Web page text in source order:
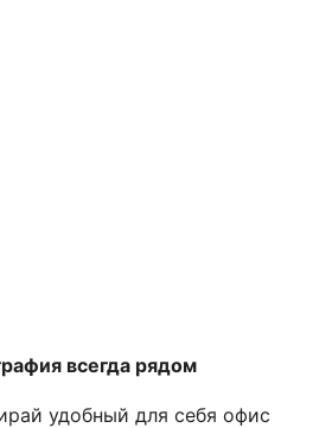
всегда рядом
удобный для себя офис